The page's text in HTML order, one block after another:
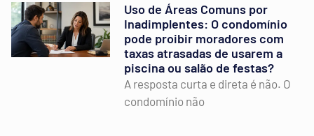
Uso de Áreas Comuns por
Inadimplentes: O condomínio
pode proibir moradores com
taxas atrasadas de usarem a
piscina ou salão de festas?
A resposta curta e direta é não. O
condomínio não